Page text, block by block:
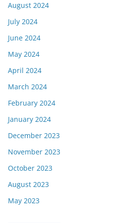
August 2024
July 2024
June 2024
May 2024
April 2024
March 2024
February 2024
January 2024
December 2023
November 2023
October 2023
August 2023
May 2023